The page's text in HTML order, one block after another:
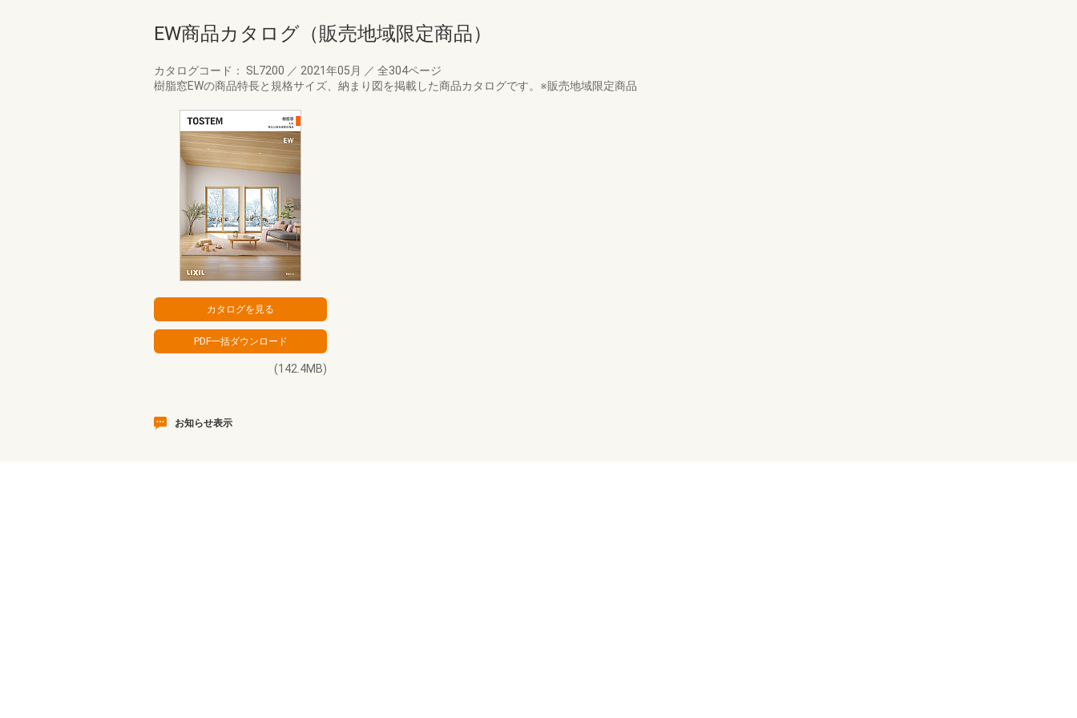
EW商品カタログ（販売地域限定商品）
カタログコード： SL7200 ／ 2021年05月 ／ 全304ページ
樹脂窓EWの商品特長と規格サイズ、納まり図を掲載した商品カタログです。※販売地域限定商品
(142.4MB)
お知らせ表示